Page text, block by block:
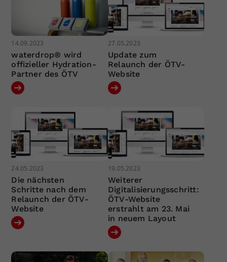
14.09.2023
waterdrop® wird
offizieller Hydration-
Partner des ÖTV
27.05.2023
Update zum
Relaunch der ÖTV-
Website
24.05.2023
Die nächsten
Schritte nach dem
Relaunch der ÖTV-
Website
19.05.2023
Weiterer
Digitalisierungsschritt:
ÖTV-Website
erstrahlt am 23. Mai
in neuem Layout